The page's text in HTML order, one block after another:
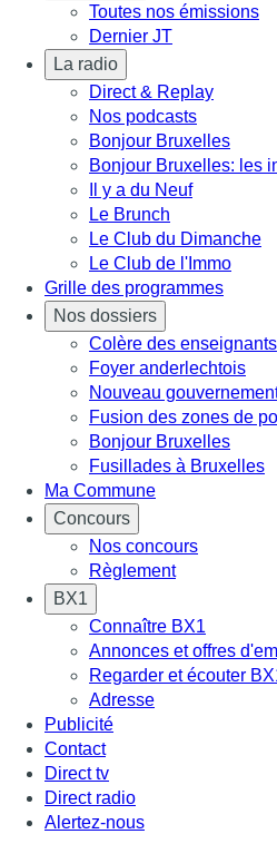
Toutes nos émissions
Dernier JT
La radio
Direct & Replay
Nos podcasts
Bonjour Bruxelles
Bonjour Bruxelles: les
Il y a du Neuf
Le Brunch
Le Club du Dimanche
Le Club de l'Immo
Grille des programmes
Nos dossiers
Colère des enseignants
Foyer anderlechtois
Nouveau
Fusion des zones de
Bonjour Bruxelles
Fusillades à Bruxelles
Ma Commune
Concours
Nos concours
Règlement
BX1
Connaître BX1
Annonces et offres
Regarder et écouter
Adresse
Publicité
Contact
Direct tv
Direct radio
Alertez-nous